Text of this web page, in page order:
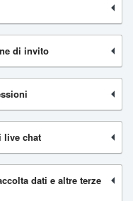
di invito
live chat
dati e altre terze